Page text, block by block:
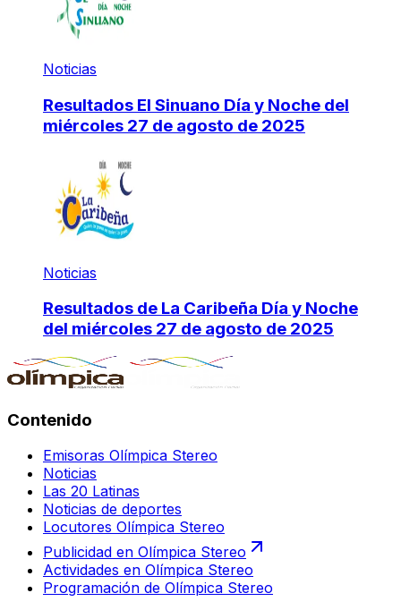
Noticias
Resultados El Sinuano Día y Noche del
miércoles 27 de agosto de 2025
Noticias
Resultados de La Caribeña Día y Noche
del miércoles 27 de agosto de 2025
Contenido
Emisoras Olímpica Stereo
Noticias
Las 20 Latinas
Noticias de deportes
Locutores Olímpica Stereo
Publicidad en Olímpica Stereo
Actividades en Olímpica Stereo
Programación de Olímpica Stereo